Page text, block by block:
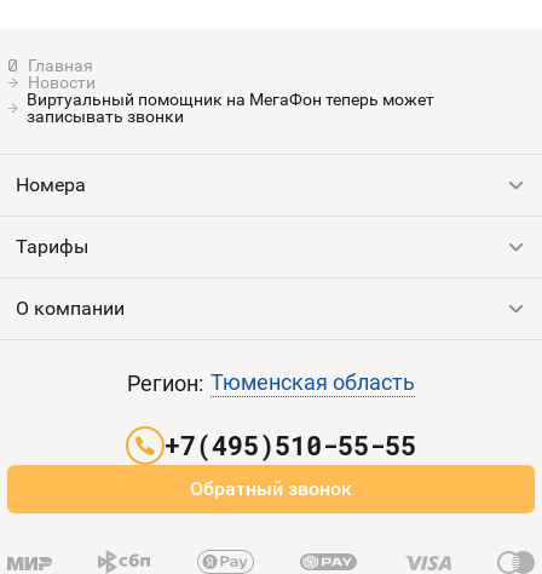
Новости
Виртуальный помощник на МегаФон теперь может
записывать звонки
Номера
Все номера
Тарифы
Выгодные тарифы
О компании
Оплата и доставка
Регион: Тюменская область
+7(495)510-55-55
Обратный звонок